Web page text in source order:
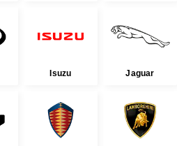
Isuzu Jaguar